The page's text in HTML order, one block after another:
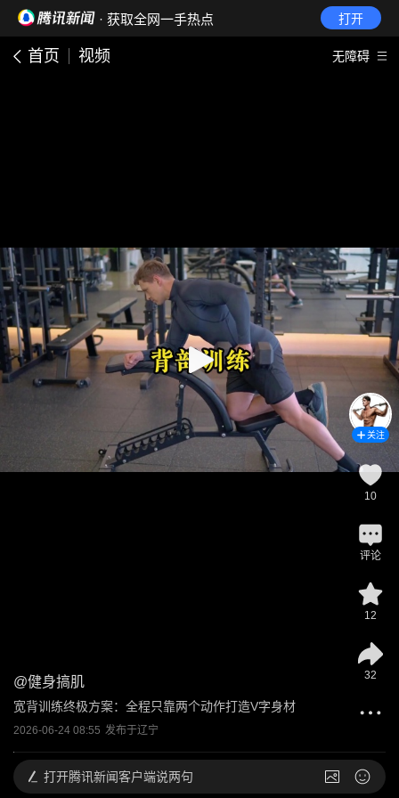
· 获取全网一手热点 打开
首页 视频 无障碍
@健身搞肌
宽背训练终极方案：全程只靠两个动作打造V字身材
2026-06-24 08:55 发布于辽宁
关注
10
评论
12
32
打开腾讯新闻客户端说两句